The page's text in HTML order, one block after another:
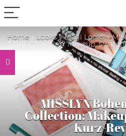
Home » Looks»Magi Looks»
Spirit Collection: Makeup,
MISSLYN
Collection:
Kurz-